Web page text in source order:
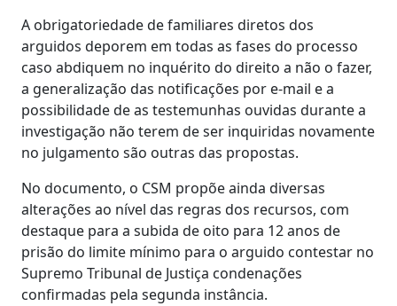
A obrigatoriedade de familiares diretos dos
arguidos deporem em todas as fases do processo
caso abdiquem no inquérito do direito a não o fazer,
a generalização das notificações por e-mail e a
possibilidade de as testemunhas ouvidas durante a
investigação não terem de ser inquiridas novamente
no julgamento são outras das propostas.
No documento, o CSM propõe ainda diversas
alterações ao nível das regras dos recursos, com
destaque para a subida de oito para 12 anos de
prisão do limite mínimo para o arguido contestar no
Supremo Tribunal de Justiça condenações
confirmadas pela segunda instância.